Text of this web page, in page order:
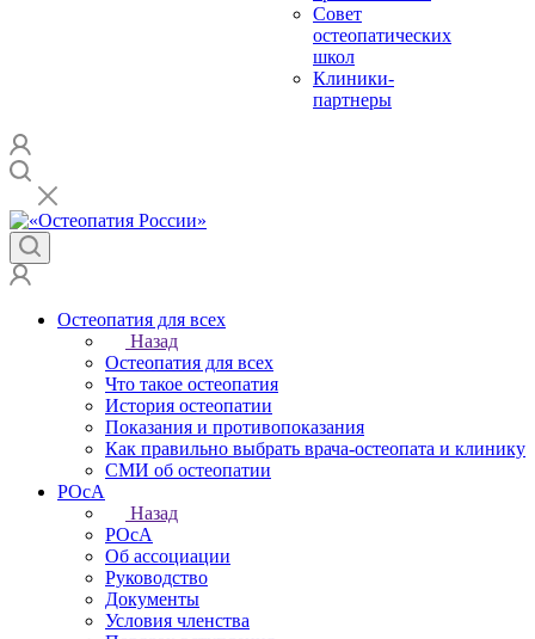
Совет
остеопатических
школ
Клиники-
партнеры
Остеопатия для всех
Назад
Остеопатия для всех
Что такое остеопатия
История остеопатии
Показания и противопоказания
Как правильно выбрать врача-остеопата и клинику
СМИ об остеопатии
РОсА
Назад
РОсА
Об ассоциации
Руководство
Документы
Условия членства